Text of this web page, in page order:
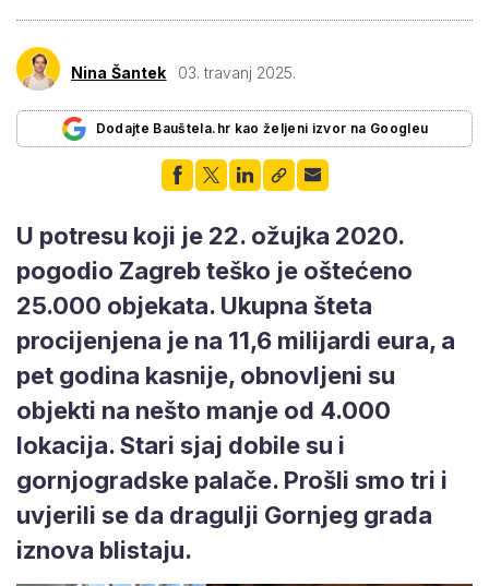
Nina Šantek 03. travanj 2025.
Dodajte Bauštela.hr kao željeni izvor na Googleu
U potresu koji je 22. ožujka 2020.
pogodio Zagreb teško je oštećeno
25.000 objekata. Ukupna šteta
procijenjena je na 11,6 milijardi eura, a
pet godina kasnije, obnovljeni su
objekti na nešto manje od 4.000
lokacija. Stari sjaj dobile su i
gornjogradske palače. Prošli smo tri i
uvjerili se da dragulji Gornjeg grada
iznova blistaju.